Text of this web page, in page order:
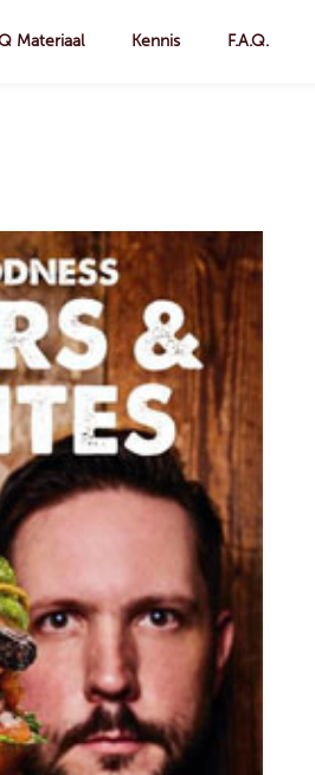
Materiaal Kennis F.A.Q.